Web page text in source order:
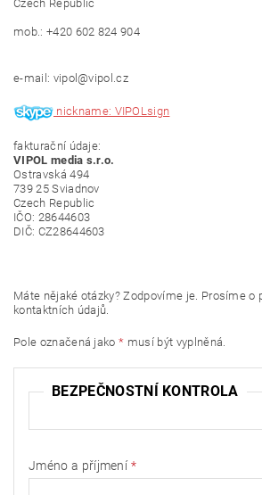
Czech Republic
mob.: +420 602 824 904
e-mail: vipol@vipol.cz
nickname: VIPOLsign
fakturační údaje:
VIPOL media s.r.o.
Ostravská 494
739 25 Sviadnov
Czech Republic
IČO: 28644603
DIČ: CZ28644603
Máte nějaké otázky? Zodpovíme je. Prosíme o
kontaktních údajů.
Pole označená jako* musí být vyplněná.
BEZPEČNOSTNÍ KONTROLA
Jméno a příjmení